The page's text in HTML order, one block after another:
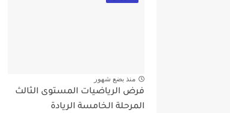
منذ بضع شهور
فرض الرياضيات المستوى الثالث
المرحلة الخامسة الريادة